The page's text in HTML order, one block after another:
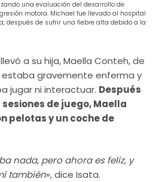
una evaluación del desarrollo de
motora. Michael fue llevado al hospital
después de sufrir una fiebre alta debido a la
a su hija, Maella Conteh, de
estaba gravemente enferma y
jugar ni interactuar. Después
de juego, Maella
pelotas y un coche de
nada, pero ahora es feliz, y
también», dice Isata.